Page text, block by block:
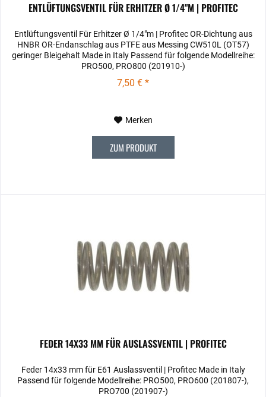
ENTLÜFTUNGSVENTIL FÜR ERHITZER Ø 1/4"M | PROFITEC
Entlüftungsventil Für Erhitzer Ø 1/4"m | Profitec OR-Dichtung aus
HNBR OR-Endanschlag aus PTFE aus Messing CW510L (OT57)
geringer Bleigehalt Made in Italy Passend für folgende Modellreihe:
PRO500, PRO800 (201910-)
7,50 € *
Merken
ZUM PRODUKT
FEDER 14X33 MM FÜR AUSLASSVENTIL | PROFITEC
Feder 14x33 mm für E61 Auslassventil | Profitec Made in Italy
Passend für folgende Modellreihe: PRO500, PRO600 (201807-),
PRO700 (201907-)